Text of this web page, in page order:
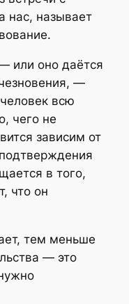
нас, называет
или оно даётся
—
всю
чего не
зависим от
в того,
что он
тем меньше
— это